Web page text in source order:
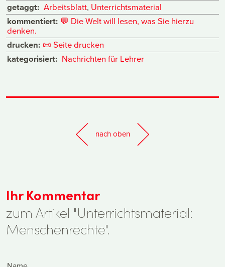
getaggt: Arbeitsblatt, Unterrichtsmaterial
kommentiert: 💬 Die Welt will lesen, was Sie hierzu
denken.
drucken: 📜 Seite drucken
kategorisiert: Nachrichten für Lehrer
nach oben
Ihr Kommentar
zum Artikel "Unterrichtsmaterial:
Menschenrechte".